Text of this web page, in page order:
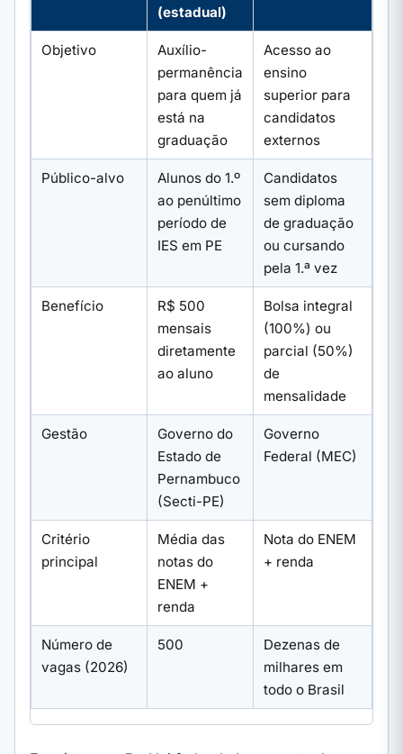
(estadual)
Objetivo
Auxílio-
permanência
para quem já
está na
graduação
Acesso ao
ensino
superior para
candidatos
externos
Público-alvo
Alunos do 1.º
ao penúltimo
período de
IES em PE
Candidatos
sem diploma
de graduação
ou cursando
pela 1.ª vez
Benefício
R$ 500
mensais
diretamente
ao aluno
Bolsa integral
(100%) ou
parcial (50%)
de
mensalidade
Gestão
Governo do
Estado de
Pernambuco
(Secti-PE)
Governo
Federal (MEC)
Critério
principal
Média das
notas do
ENEM +
renda
Nota do ENEM
+ renda
Número de
vagas (2026)
500
Dezenas de
milhares em
todo o Brasil